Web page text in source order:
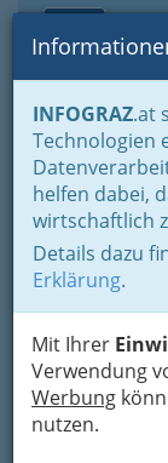
INFOGRAZ.at
Technologien
helfen dabei,
wirtschaftlich
Details dazu
Erklärung.
Mit Ihrer
Verwendung
Werbung
nutzen.
Home Branchen
Der Handel
Lederwaren- u.
Der
Sportler
darauf,
guter
zu sein.